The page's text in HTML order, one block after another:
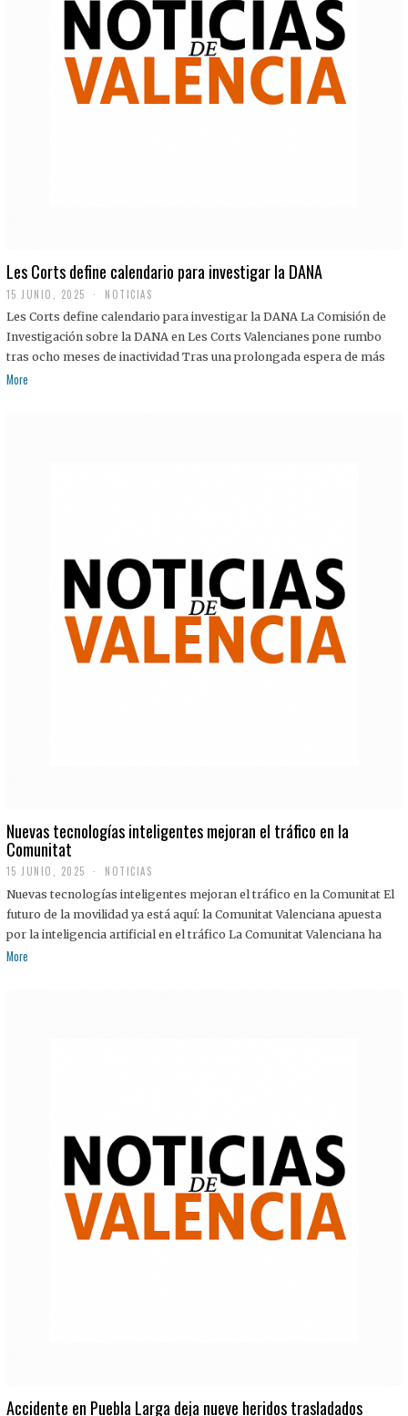
Les Corts define calendario para investigar la DANA
15 JUNIO, 2025 NOTICIAS
Les Corts define calendario para investigar la DANA La Comisión de
Investigación sobre la DANA en Les Corts Valencianes pone rumbo
tras ocho meses de inactividad Tras una prolongada espera de más
More
Nuevas tecnologías inteligentes mejoran el tráfico en la
Comunitat
15 JUNIO, 2025 NOTICIAS
Nuevas tecnologías inteligentes mejoran el tráfico en la Comunitat El
futuro de la movilidad ya está aquí: la Comunitat Valenciana apuesta
por la inteligencia artificial en el tráfico La Comunitat Valenciana ha
More
Accidente en Puebla Larga deja nueve heridos trasladados